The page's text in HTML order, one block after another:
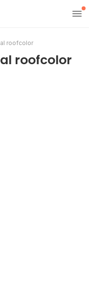
roofcolor
roofcolor